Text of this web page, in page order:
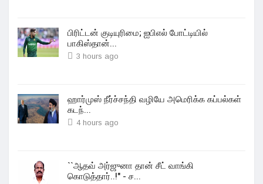
பிரிட்டன் குடியுரிமை; ஐபிஎல் போட்டியில்
பாகிஸ்தான்...
3 hours ago
ஹார்முஸ் நீர்ச்சந்தி வழியே அமெரிக்க கப்பல்கள்
கடந்...
4 hours ago
``ஆதவ் அர்ஜுனா தான் சீட் வாங்கி
கொடுத்தார்..!" - ச...